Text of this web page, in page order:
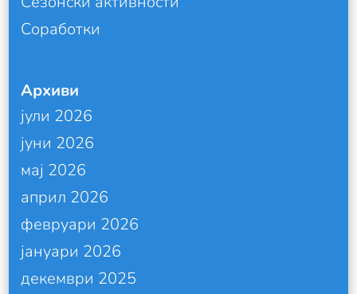
Соработки
Архиви
јули 2026
јуни 2026
мај 2026
април 2026
февруари 2026
јануари 2026
декември 2025